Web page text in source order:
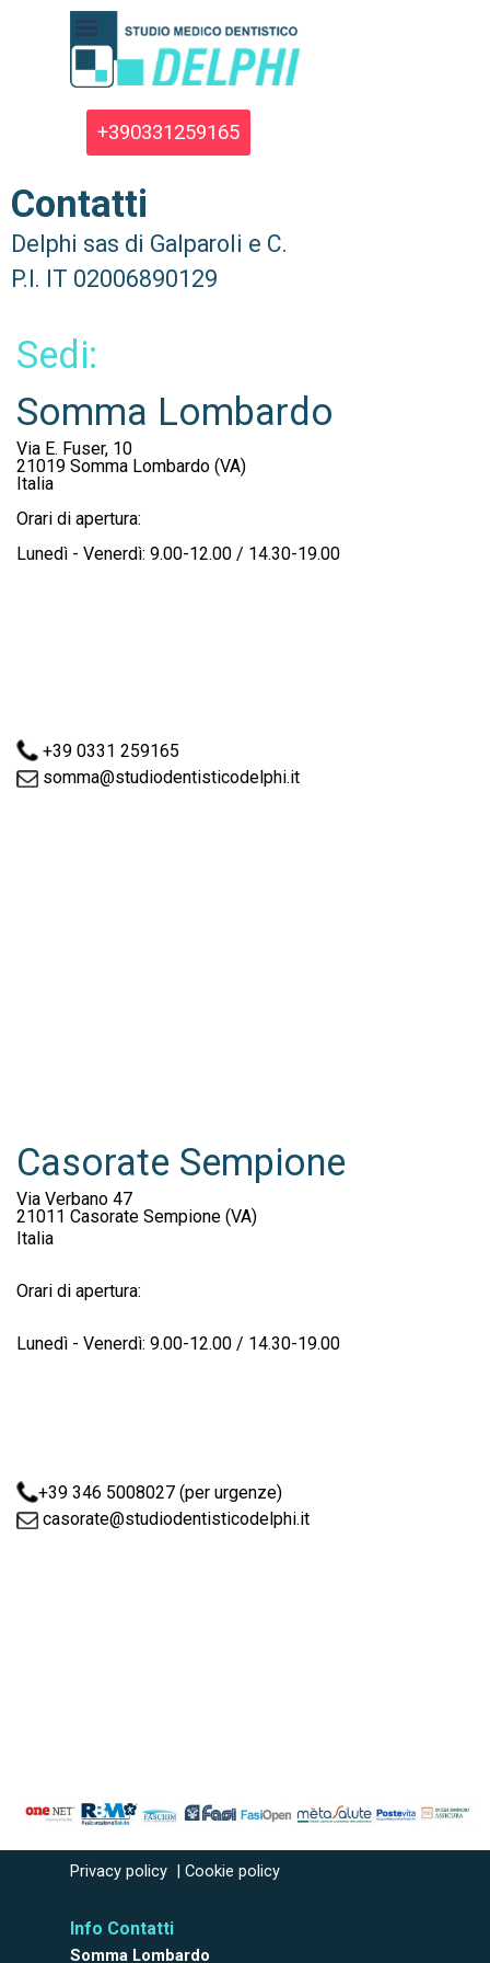
Vai ai contenuti
Salta menù
+390331259165
Contatti
Delphi sas di Galparoli e C.
P.I. IT 02006890129
Sedi:
Somma Lombardo
Via E. Fuser, 10
21019 Somma Lombardo (VA)
Italia
Orari di apertura:
Lunedì - Venerdì: 9.00-12.00 / 14.30-19.00
+39 0331 259165
somma@studiodentisticodelphi.it
Casorate Sempione
Via Verbano 47
21011 Casorate Sempione (VA)
Italia
Orari di apertura:
Lunedì - Venerdì: 9.00-12.00 / 14.30-19.00
+39 346 5008027 (per urgenze)
casorate@studiodentisticodelphi.it
Info Contatti
Somma Lombardo
Privacy policy | Cookie policy